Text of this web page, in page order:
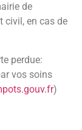
de
civil, en cas de
perdue:
vos soins
)